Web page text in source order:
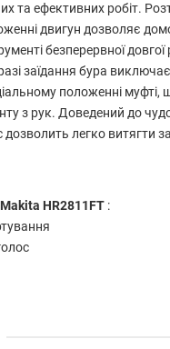
та ефективних робіт.
двигун дозволяє
безперервної довгої
заїдання бура
положенні муфті,
з рук. Доведений до
дозволить легко витягти
Makita HR2811FT :